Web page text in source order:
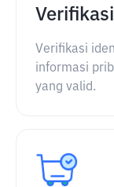
Verifikasi
informasi
yang valid.